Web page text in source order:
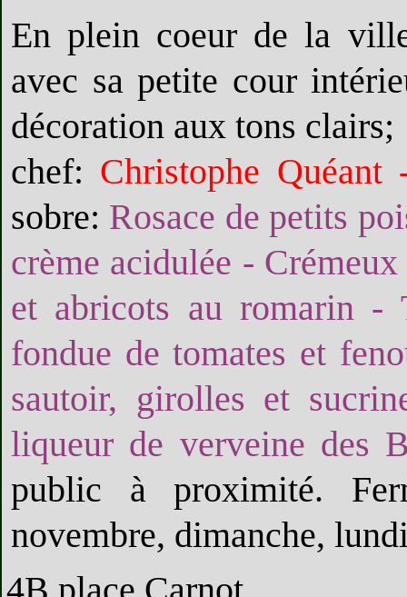
En plein coeur de la
avec sa petite cour
décoration aux tons clairs;
chef: Christophe Quéant
sobre: Rosace de petits
crème acidulée -
et abricots au romarin -
fondue de tomates et
sautoir, girolles et
liqueur de verveine des
public à proximité.
novembre, dimanche,